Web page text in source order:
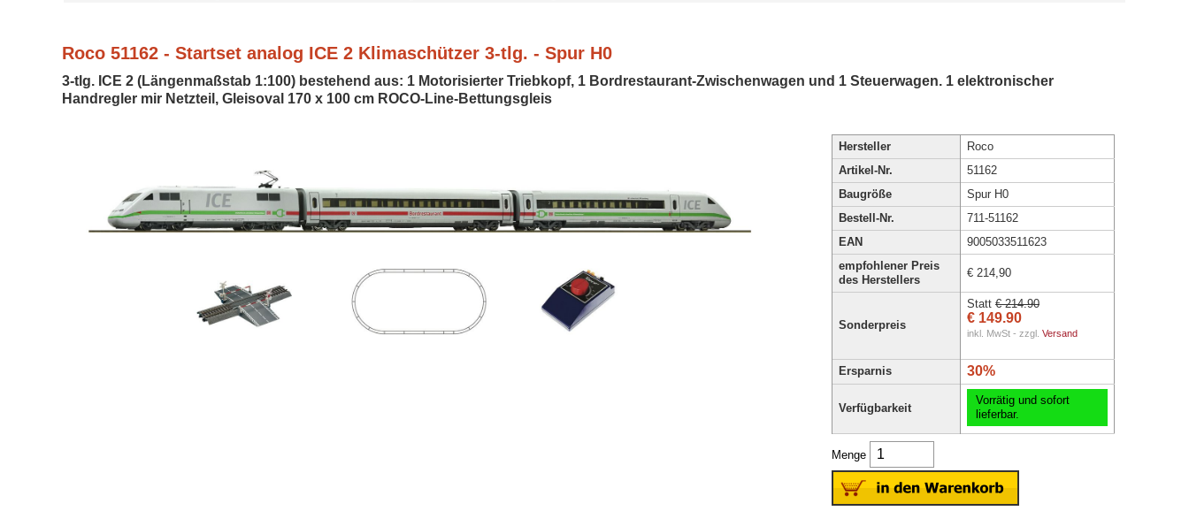
Roco 51162 - Startset analog ICE 2 Klimaschützer 3-tlg. - Spur H0
3-tlg. ICE 2 (Längenmaßstab 1:100) bestehend aus: 1 Motorisierter Triebkopf, 1 Bordrestaurant-Zwischenwagen und 1 Steuerwagen. 1 elektronischer
Handregler mir Netzteil, Gleisoval 170 x 100 cm ROCO-Line-Bettungsgleis
Hersteller
Roco
Artikel-Nr.
51162
Baugröße
Spur H0
Bestell-Nr.
711-51162
EAN
9005033511623
empfohlener Preis
des Herstellers
€ 214,90
Sonderpreis
Statt € 214.90
€ 149.90
inkl. MwSt - zzgl. Versand
Ersparnis 30%
Verfügbarkeit
Vorrätig und sofort
lieferbar.
Menge